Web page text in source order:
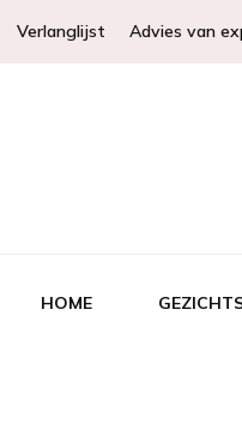
Verlanglijst Advies van
HOME